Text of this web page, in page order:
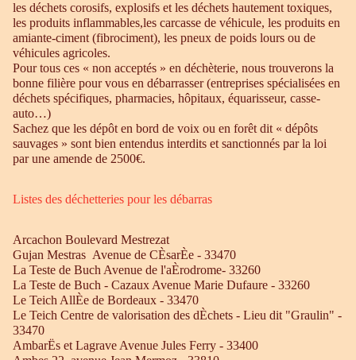
les déchets corosifs, explosifs et les déchets hautement toxiques,
les produits inflammables,les carcasse de véhicule, les produits en
amiante-ciment (fibrociment), les pneux de poids lours ou de
véhicules agricoles.
Pour tous ces « non acceptés » en déchèterie, nous trouverons la
bonne filière pour vous en débarrasser (entreprises spécialisées en
déchets spécifiques, pharmacies, hôpitaux, équarisseur, casse-
auto…)
Sachez que les dépôt en bord de voix ou en forêt dit « dépôts
sauvages » sont bien entendus interdits et sanctionnés par la loi
par une amende de 2500€.
Listes des déchetteries pour les débarras
Arcachon Boulevard Mestrezat
Gujan Mestras Avenue de CÈsarÈe - 33470
La Teste de Buch Avenue de l'aÈrodrome- 33260
La Teste de Buch - Cazaux Avenue Marie Dufaure - 33260
Le Teich AllÈe de Bordeaux - 33470
Le Teich Centre de valorisation des dÈchets - Lieu dit "Graulin" -
33470
AmbarËs et Lagrave Avenue Jules Ferry - 33400